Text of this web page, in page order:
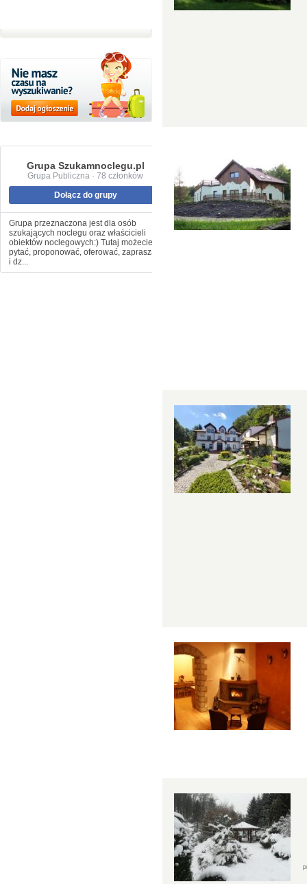
Grupa Szukamnoclegu.pl
Grupa Publiczna · 78 członków
Dołącz do grupy
Grupa przeznaczona jest dla osób
szukających noclegu oraz właścicieli
obiektów noclegowych:) Tutaj możecie
pytać, proponować, oferować, zapraszać
i dz...